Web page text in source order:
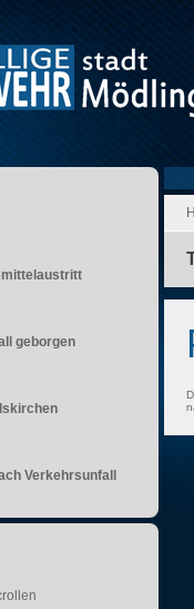
geborgen
Verkehrsunfall